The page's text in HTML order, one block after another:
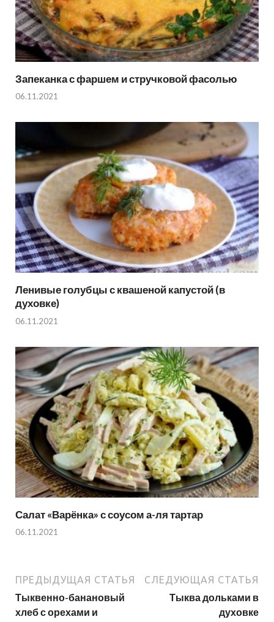
Запеканка с фаршем и стручковой фасолью
06.11.2021
Ленивые голубцы с квашеной капустой (в
духовке)
06.11.2021
Салат «Варёнка» с соусом а-ля тартар
06.11.2021
ПРЕДЫДУЩАЯ СТАТЬЯ
Тыквенно-банановый
хлеб с орехами и
СЛЕДУЮЩАЯ СТАТЬЯ
Тыква дольками в
духовке